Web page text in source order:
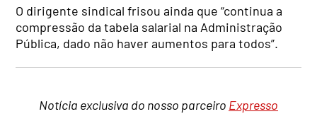
O dirigente sindical frisou ainda que “continua a
compressão da tabela salarial na Administração
Pública, dado não haver aumentos para todos”.
Notícia exclusiva do nosso parceiro Expresso